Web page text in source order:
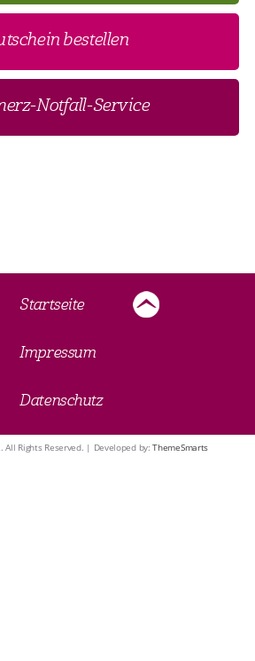
bestellen
Notfall-Service
Startseite
Impressum
Datenschutz
All Rights Reserved. | Developed by:ThemeSmarts